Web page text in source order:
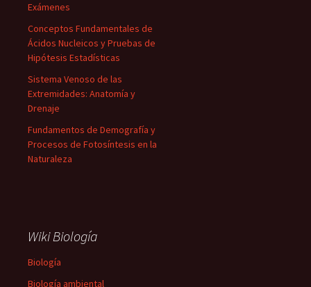
Exámenes
Conceptos Fundamentales de
Ácidos Nucleicos y Pruebas de
Hipótesis Estadísticas
Sistema Venoso de las
Extremidades: Anatomía y
Drenaje
Fundamentos de Demografía y
Procesos de Fotosíntesis en la
Naturaleza
Wiki Biología
Biología
Biología ambiental